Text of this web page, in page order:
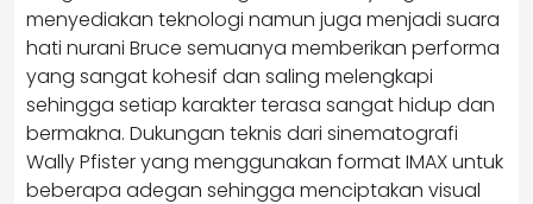
menyediakan teknologi namun juga menjadi suara
hati nurani Bruce semuanya memberikan performa
yang sangat kohesif dan saling melengkapi
sehingga setiap karakter terasa sangat hidup dan
bermakna. Dukungan teknis dari sinematografi
Wally Pfister yang menggunakan format IMAX untuk
beberapa adegan sehingga menciptakan visual